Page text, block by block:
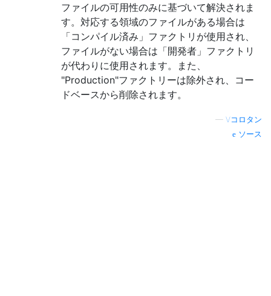
ファイルの可用性のみに基づいて解決されま
す。対応する領域のファイルがある場合は
「コンパイル済み」ファクトリが使用され、
ファイルがない場合は「開発者」ファクトリ
が代わりに使用されます。また、
"Production"ファクトリーは除外され、コー
ドベースから削除されます。
— Vコロタン
ソース